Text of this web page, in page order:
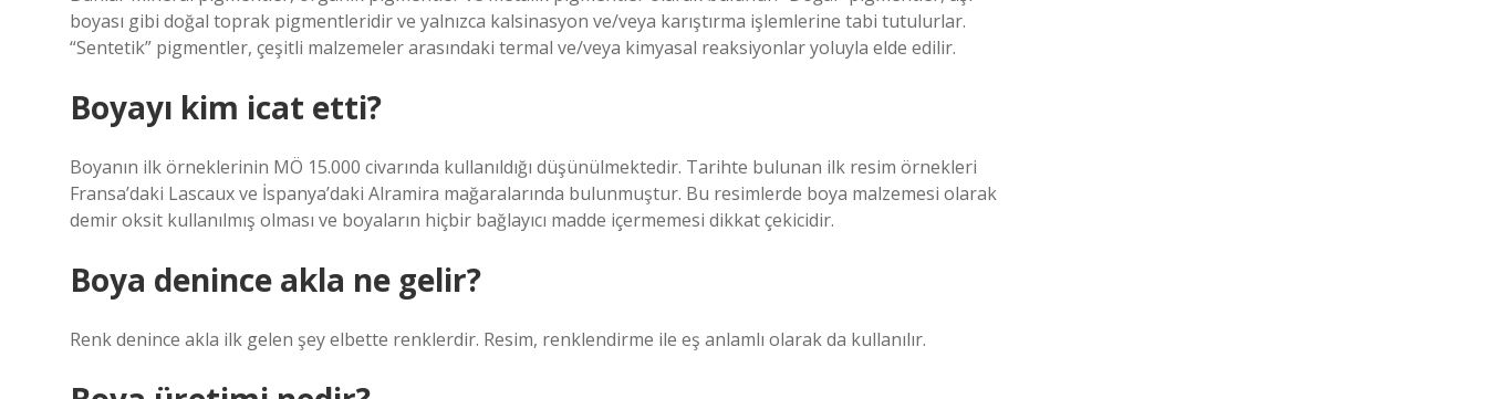
boyası gibi doğal toprak pigmentleridir ve yalnızca kalsinasyon ve/veya karıştırma işlemlerine tabi tutulurlar.
“Sentetik” pigmentler, çeşitli malzemeler arasındaki termal ve/veya kimyasal reaksiyonlar yoluyla elde edilir.
Boyayı kim icat etti?
Boyanın ilk örneklerinin MÖ 15.000 civarında kullanıldığı düşünülmektedir. Tarihte bulunan ilk resim örnekleri
Fransa’daki Lascaux ve İspanya’daki Alramira mağaralarında bulunmuştur. Bu resimlerde boya malzemesi olarak
demir oksit kullanılmış olması ve boyaların hiçbir bağlayıcı madde içermemesi dikkat çekicidir.
Boya denince akla ne gelir?
Renk denince akla ilk gelen şey elbette renklerdir. Resim, renklendirme ile eş anlamlı olarak da kullanılır.